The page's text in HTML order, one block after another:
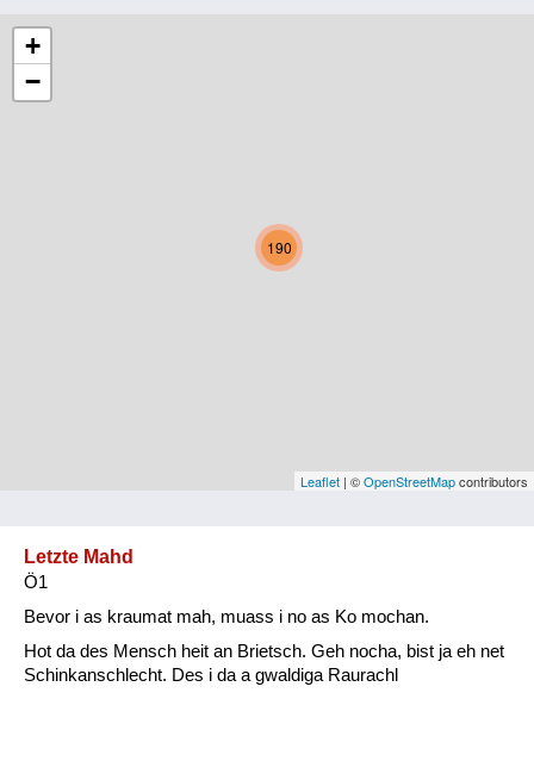
Niederösterreich
Oberösterreich
Vorarlberg
Natur und Landwirtschaft
Fluchen und Reden
190
+
−
Leaflet | ©OpenStreetMapcontributors
Letzte Mahd
Ö1
Bevor i as kraumat mah, muass i no as Ko mochan.
Hot da des Mensch heit an Brietsch. Geh nocha, bist ja eh net
Schinkanschlecht. Des i da a gwaldiga Raurachl